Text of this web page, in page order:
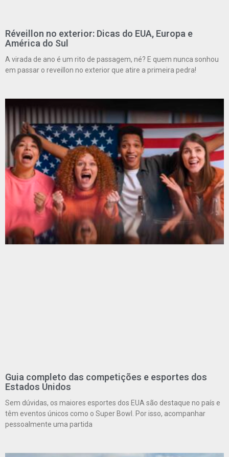
Réveillon no exterior: Dicas do EUA, Europa e
América do Sul
A virada de ano é um rito de passagem, né? E quem nunca sonhou
em passar o reveillon no exterior que atire a primeira pedra!
Guia completo das competições e esportes dos
Estados Unidos
Sem dúvidas, os maiores esportes dos EUA são destaque no país e
têm eventos únicos como o Super Bowl. Por isso, acompanhar
pessoalmente uma partida